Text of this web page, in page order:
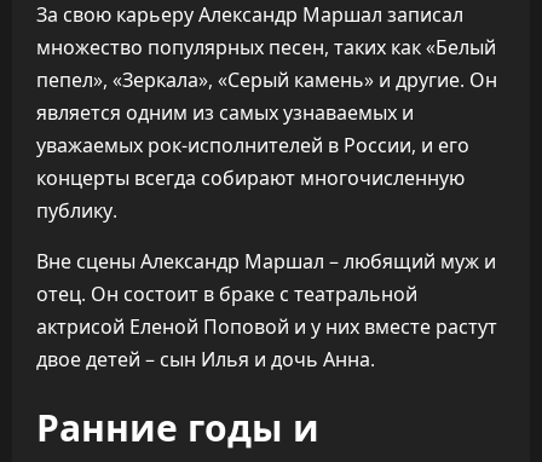
За свою карьеру Александр Маршал записал
множество популярных песен, таких как «Белый
пепел», «Зеркала», «Серый камень» и другие. Он
является одним из самых узнаваемых и
уважаемых рок-исполнителей в России, и его
концерты всегда собирают многочисленную
публику.
Вне сцены Александр Маршал – любящий муж и
отец. Он состоит в браке с театральной
актрисой Еленой Поповой и у них вместе растут
двое детей – сын Илья и дочь Анна.
Ранние годы и